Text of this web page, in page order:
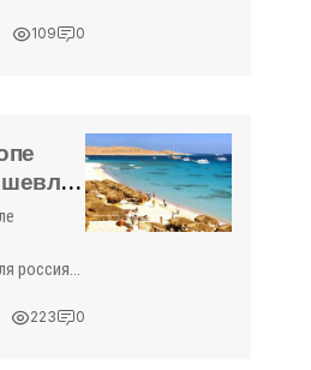
3D-
109 0
россиян
тысяч
вторник,
223 0